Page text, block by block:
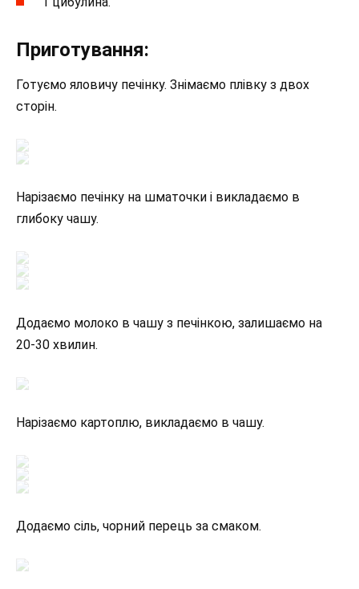
Приготування:
Готуємо яловичу печінку. Знімаємо плівку з двох
сторін.
Нарізаємо печінку на шматочки і викладаємо в
глибоку чашу.
Додаємо молоко в чашу з печінкою, залишаємо на
20-30 хвилин.
Нарізаємо картоплю, викладаємо в чашу.
Додаємо сіль, чорний перець за смаком.